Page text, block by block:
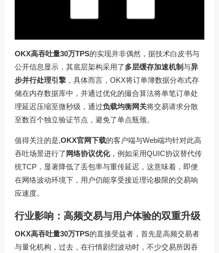
OKX高吞吐量30万TPS的实现并非偶然，据技术白皮书与
公开信息显示，其底层架构采用了多层缓存加速机制与异
步并行处理引擎 ，具体而言，OKX将订单簿数据分布式存
储在内存数据库中，并通过优化的撮合算法将单笔订单处
理延迟压缩至微秒级，通过负载均衡网关将交易请求分散
至数百个独立验证节点，避免了单点瓶颈。
值得关注的是,OKX官网下载的客户端与Web端均针对此高
吞吐场景进行了 网络协议优化，例如采用QUIC协议替代传
统TCP，显著降低了丢包率与重传延迟，这意味着，即便
在网络波动环境下，用户仍能享受接近理论极限的交易响
应速度。
行业影响：高频交易与用户体验的双重升级
OKX高吞吐量30万TPS的直接受益者，首先是高频交易者
与量化机构，过去，在行情剧烈波动时，不少交易所因吞